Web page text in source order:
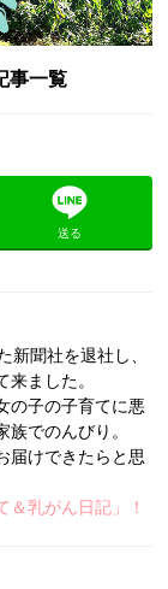
事一覧
送る
新聞社を退社し、
来ました。
の子の子育てに悪
でのんびり。
届けできたらと思
＆乳がん日記」！